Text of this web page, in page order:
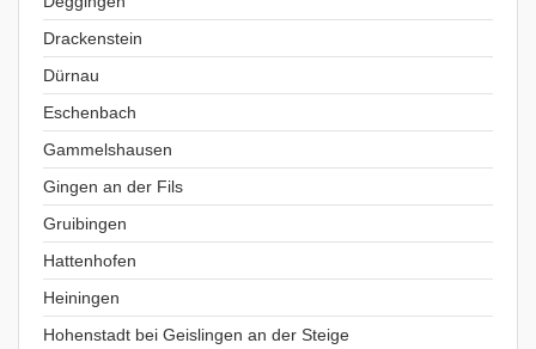
Drackenstein
Dürnau
Eschenbach
Gammelshausen
Gingen an der Fils
Gruibingen
Hattenhofen
Heiningen
Hohenstadt bei Geislingen an der Steige